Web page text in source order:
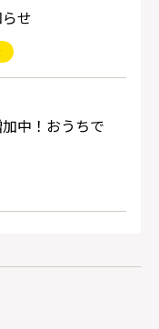
せ
中！おうちで